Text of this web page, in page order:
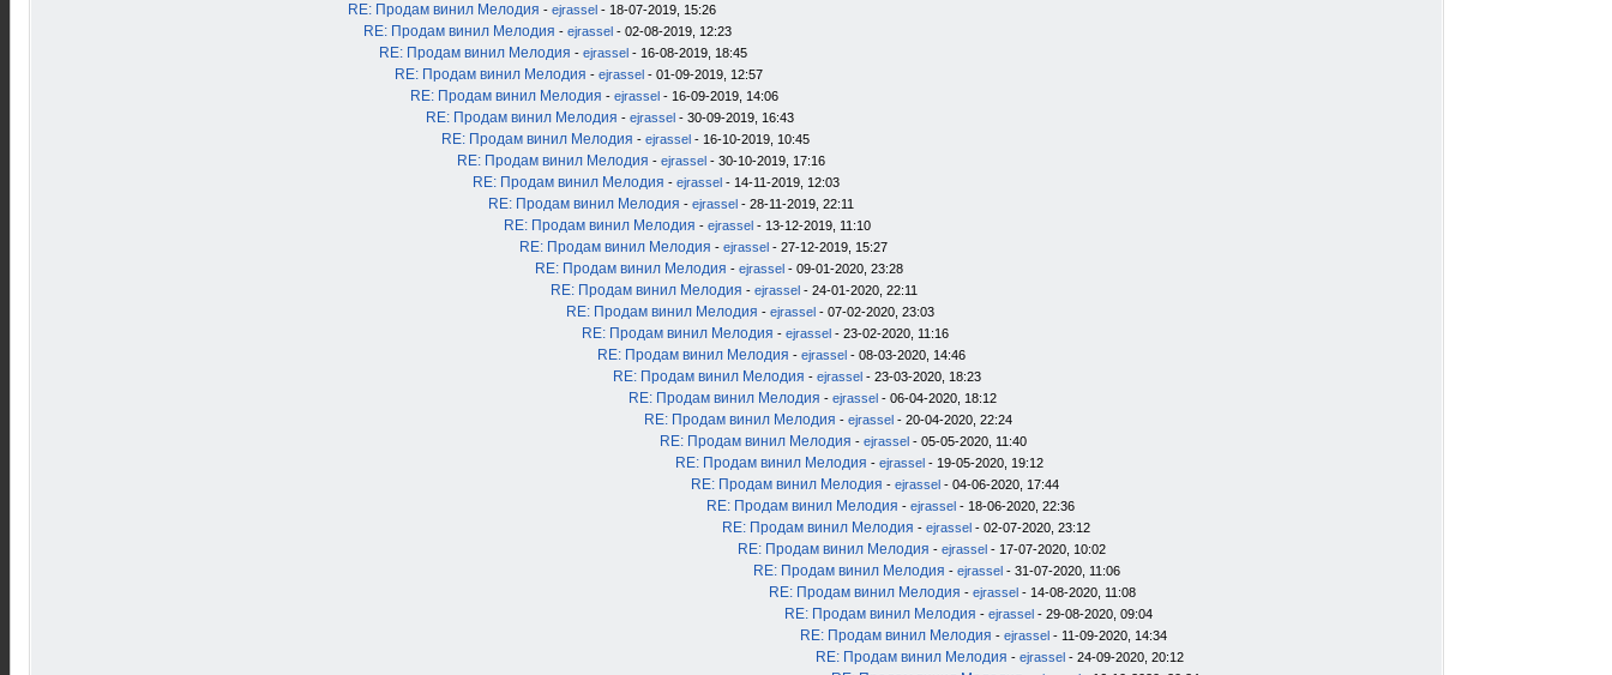
RE: Продам винил Мелодия - ejrassel - 18-07-2019, 15:26
RE: Продам винил Мелодия - ejrassel - 02-08-2019, 12:23
RE: Продам винил Мелодия - ejrassel - 16-08-2019, 18:45
RE: Продам винил Мелодия - ejrassel - 01-09-2019, 12:57
RE: Продам винил Мелодия - ejrassel - 16-09-2019, 14:06
RE: Продам винил Мелодия - ejrassel - 30-09-2019, 16:43
RE: Продам винил Мелодия - ejrassel - 16-10-2019, 10:45
RE: Продам винил Мелодия - ejrassel - 30-10-2019, 17:16
RE: Продам винил Мелодия - ejrassel - 14-11-2019, 12:03
RE: Продам винил Мелодия - ejrassel - 28-11-2019, 22:11
RE: Продам винил Мелодия - ejrassel - 13-12-2019, 11:10
RE: Продам винил Мелодия - ejrassel - 27-12-2019, 15:27
RE: Продам винил Мелодия - ejrassel - 09-01-2020, 23:28
RE: Продам винил Мелодия - ejrassel - 24-01-2020, 22:11
RE: Продам винил Мелодия - ejrassel - 07-02-2020, 23:03
RE: Продам винил Мелодия - ejrassel - 23-02-2020, 11:16
RE: Продам винил Мелодия - ejrassel - 08-03-2020, 14:46
RE: Продам винил Мелодия - ejrassel - 23-03-2020, 18:23
RE: Продам винил Мелодия - ejrassel - 06-04-2020, 18:12
RE: Продам винил Мелодия - ejrassel - 20-04-2020, 22:24
RE: Продам винил Мелодия - ejrassel - 05-05-2020, 11:40
RE: Продам винил Мелодия - ejrassel - 19-05-2020, 19:12
RE: Продам винил Мелодия - ejrassel - 04-06-2020, 17:44
RE: Продам винил Мелодия - ejrassel - 18-06-2020, 22:36
RE: Продам винил Мелодия - ejrassel - 02-07-2020, 23:12
RE: Продам винил Мелодия - ejrassel - 17-07-2020, 10:02
RE: Продам винил Мелодия - ejrassel - 31-07-2020, 11:06
RE: Продам винил Мелодия - ejrassel - 14-08-2020, 11:08
RE: Продам винил Мелодия - ejrassel - 29-08-2020, 09:04
RE: Продам винил Мелодия - ejrassel - 11-09-2020, 14:34
RE: Продам винил Мелодия - ejrassel - 24-09-2020, 20:12